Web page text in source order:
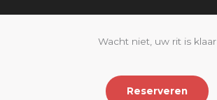
Wacht niet, uw rit is klaar
Reserveren